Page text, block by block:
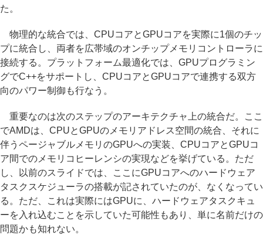
た。
物理的な統合では、CPUコアとGPUコアを実際に1個のチッ
プに統合し、両者を広帯域のオンチップメモリコントローラに
接続する。プラットフォーム最適化では、GPUプログラミン
グでC++をサポートし、CPUコアとGPUコアで連携する双方
向のパワー制御も行なう。
重要なのは次のステップのアーキテクチャ上の統合だ。ここ
でAMDは、CPUとGPUのメモリアドレス空間の統合、それに
伴うページャブルメモリのGPUへの実装、CPUコアとGPUコ
ア間でのメモリコヒーレンシの実現などを挙げている。ただ
し、以前のスライドでは、ここにGPUコアへのハードウェア
タスクスケジューラの搭載が記されていたのが、なくなってい
る。ただ、これは実際にはGPUに、ハードウェアタスクキュ
ーを入れ込むことを示していた可能性もあり、単に名前だけの
問題かも知れない。